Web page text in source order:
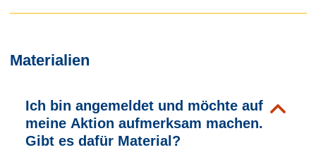
Materialien
Ich bin angemeldet und möchte auf
meine Aktion aufmerksam machen.
Gibt es dafür Material?